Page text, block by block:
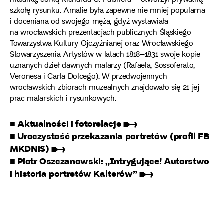
szkołę rysunku. Amalie była zapewne nie mniej popularna
i doceniana od swojego męża, gdyż wystawiała
na wrocławskich prezentacjach publicznych Śląskiego
Towarzystwa Kultury Ojczyźnianej oraz Wrocławskiego
Stowarzyszenia Artystów w latach 1818–1831 swoje kopie
uznanych dzieł dawnych malarzy (Rafaela, Sossoferato,
Veronesa i Carla Dolcego). W przedwojennych
wrocławskich zbiorach muzealnych znajdowało się 21 jej
prac malarskich i rysunkowych.
■ Aktualności i fotorelacje ➸
■ Uroczystość przekazania portretów (profil FB
MKDNiS) ➸
■ Piotr Oszczanowski: „Intrygujące! Autorstwo
i historia portretów Kalterów” ➸